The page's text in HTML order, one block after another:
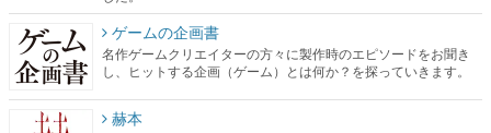
ゲームの企画書
名作ゲームクリエイターの方々に製作時のエピソードをお聞き
し、ヒットする企画（ゲーム）とは何か？を探っていきます。
赫本